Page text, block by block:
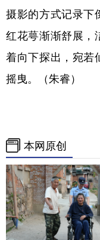
摄影的方式记录下
红花萼渐渐舒展，
着向下探出，宛若
摇曳。（朱睿）
本网原创